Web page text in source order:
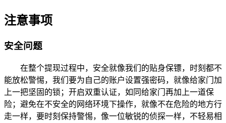
注意事项
安全问题
在整个提现过程中，安全就像我们的贴身保镖，时刻都不
能放松警惕，我们要为自己的账户设置强密码，就像给家门加
上一把坚固的锁；开启双重认证，如同给家门再加上一道保
险；避免在不安全的网络环境下操作，就像不在危险的地方行
走一样，要时刻保持警惕，像一位敏锐的侦探一样，不轻易相